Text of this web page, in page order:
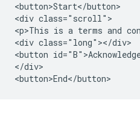
<button>Start</button>
<div class="scroll">
<p>This is a terms and
<div class="long"></div>
<button
</div>